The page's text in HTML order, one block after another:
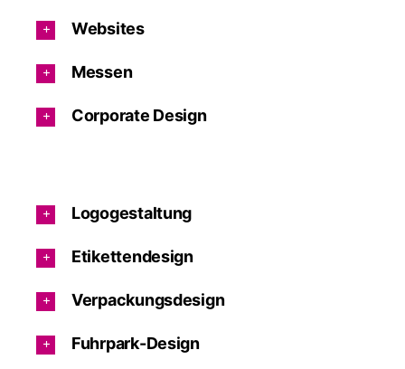
Websites
Messen
Corporate Design
Logogestaltung
Etikettendesign
Verpackungsdesign
Fuhrpark-Design